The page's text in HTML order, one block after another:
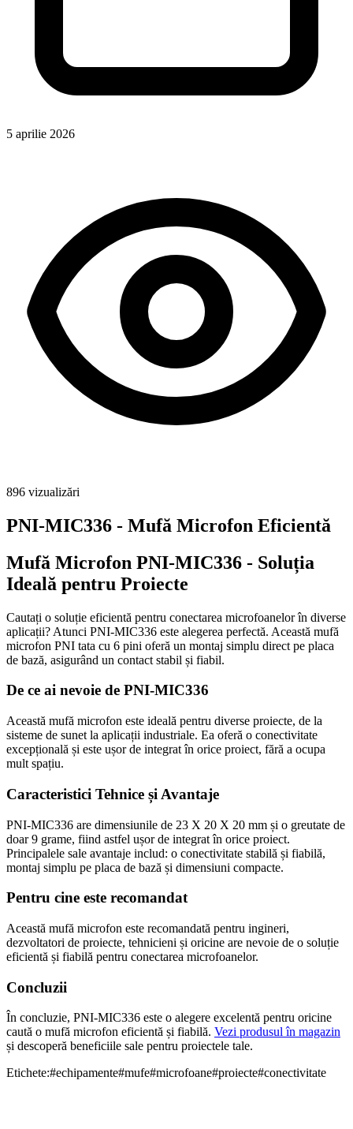
5 aprilie 2026
896 vizualizări
PNI-MIC336 - Mufă Microfon Eficientă
Mufă Microfon PNI-MIC336 - Soluția
Ideală pentru Proiecte
Cautați o soluție eficientă pentru conectarea microfoanelor în diverse
aplicații? Atunci PNI-MIC336 este alegerea perfectă. Această mufă
microfon PNI tata cu 6 pini oferă un montaj simplu direct pe placa
de bază, asigurând un contact stabil și fiabil.
De ce ai nevoie de PNI-MIC336
Această mufă microfon este ideală pentru diverse proiecte, de la
sisteme de sunet la aplicații industriale. Ea oferă o conectivitate
excepțională și este ușor de integrat în orice proiect, fără a ocupa
mult spațiu.
Caracteristici Tehnice și Avantaje
PNI-MIC336 are dimensiunile de 23 X 20 X 20 mm și o greutate de
doar 9 grame, fiind astfel ușor de integrat în orice proiect.
Principalele sale avantaje includ: o conectivitate stabilă și fiabilă,
montaj simplu pe placa de bază și dimensiuni compacte.
Pentru cine este recomandat
Această mufă microfon este recomandată pentru ingineri,
dezvoltatori de proiecte, tehnicieni și oricine are nevoie de o soluție
eficientă și fiabilă pentru conectarea microfoanelor.
Concluzii
În concluzie, PNI-MIC336 este o alegere excelentă pentru oricine
caută o mufă microfon eficientă și fiabilă. Vezi produsul în magazin
și descoperă beneficiile sale pentru proiectele tale.
Etichete:#echipamente#mufe#microfoane#proiecte#conectivitate